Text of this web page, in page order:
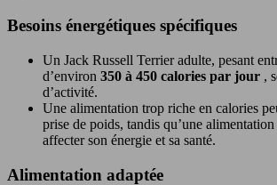
Besoins énergétiques spécifiques
Un Jack Russell Terrier adulte, pesant
d’environ 350 à 450 calories par jour ,
d’activité.
Une alimentation trop riche en calories
prise de poids, tandis qu’une
affecter son énergie et sa santé.
Alimentation adaptée